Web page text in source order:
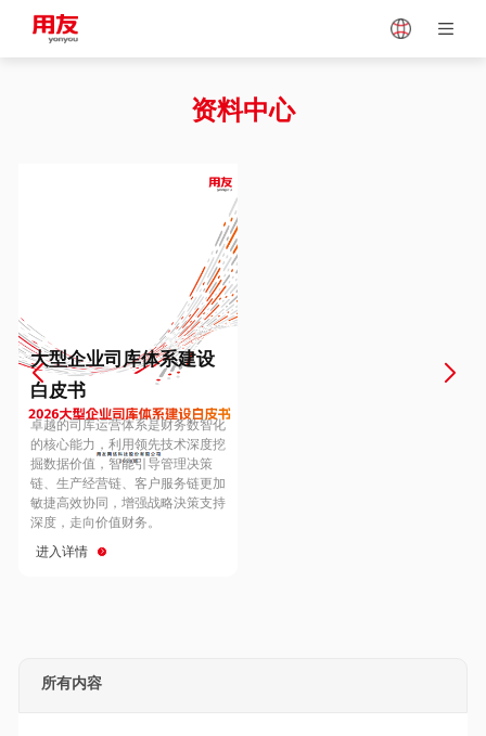
Vietnam
Europe
Hungary
Hong Kong
资料中心
大型企业司库体系建设
白皮书
卓越的司库运营体系是财务数智化
的核心能力，利用领先技术深度挖
掘数据价值，智能引导管理决策
链、生产经营链、客户服务链更加
敏捷高效协同，增强战略決策支持
深度，走向价值财务。
进入详情
所有内容